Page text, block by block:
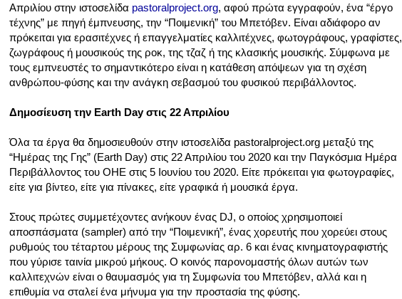
Απριλίου στην ιστοσελίδα pastoralproject.org, αφού πρώτα εγγραφούν, ένα “έργο
τέχνης” με πηγή έμπνευσης, την “Ποιμενική” του Μπετόβεν. Είναι αδιάφορο αν
πρόκειται για ερασιτέχνες ή επαγγελματίες καλλιτέχνες, φωτογράφους, γραφίστες,
ζωγράφους ή μουσικούς της ροκ, της τζαζ ή της κλασικής μουσικής. Σύμφωνα με
τους εμπνευστές το σημαντικότερο είναι η κατάθεση απόψεων για τη σχέση
ανθρώπου-φύσης και την ανάγκη σεβασμού του φυσικού περιβάλλοντος.
Δημοσίευση την Earth Day στις 22 Απριλίου
Όλα τα έργα θα δημοσιευθούν στην ιστοσελίδα pastoralproject.org μεταξύ της
“Ημέρας της Γης” (Earth Day) στις 22 Απριλίου του 2020 και την Παγκόσμια Ημέρα
Περιβάλλοντος του ΟΗΕ στις 5 Ιουνίου του 2020. Είτε πρόκειται για φωτογραφίες,
είτε για βίντεο, είτε για πίνακες, είτε γραφικά ή μουσικά έργα.
Στους πρώτες συμμετέχοντες ανήκουν ένας DJ, ο οποίος χρησιμοποιεί
αποσπάσματα (sampler) από την “Ποιμενική”, ένας χορευτής που χορεύει στους
ρυθμούς του τέταρτου μέρους της Συμφωνίας αρ. 6 και ένας κινηματογραφιστής
που γύρισε ταινία μικρού μήκους. Ο κοινός παρονομαστής όλων αυτών των
καλλιτεχνών είναι ο θαυμασμός για τη Συμφωνία του Μπετόβεν, αλλά και η
επιθυμία να σταλεί ένα μήνυμα για την προστασία της φύσης.